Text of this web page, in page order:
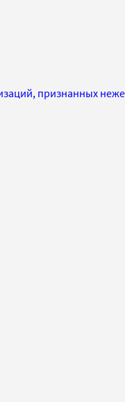
признанных